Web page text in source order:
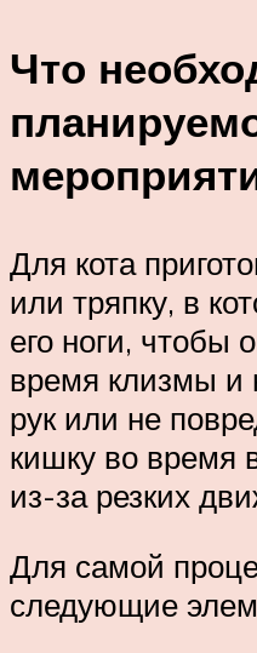
Что
Для кота
или тряпку, в
его ноги, чтобы
время клизмы и
рук или не
кишку во время
из-за резких
Для самой
следующие